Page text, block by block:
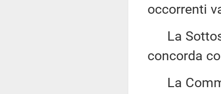
occorrenti
La
concorda
La